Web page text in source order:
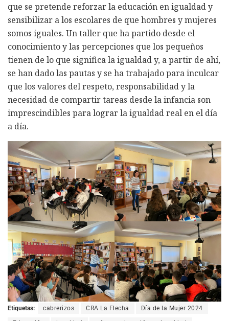
que se pretende reforzar la educación en igualdad y
sensibilizar a los escolares de que hombres y mujeres
somos iguales. Un taller que ha partido desde el
conocimiento y las percepciones que los pequeños
tienen de lo que significa la igualdad y, a partir de ahí,
se han dado las pautas y se ha trabajado para inculcar
que los valores del respeto, responsabilidad y la
necesidad de compartir tareas desde la infancia son
imprescindibles para lograr la igualdad real en el día
a día.
Etiquetas: cabrerizos CRA La Flecha Día de la Mujer 2024